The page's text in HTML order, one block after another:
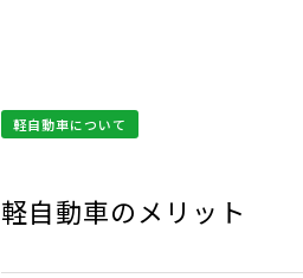
軽自動車について
軽自動車のメリット